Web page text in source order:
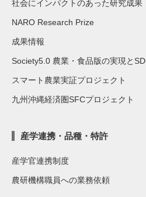
社会にインパクトのあった研究成果
NARO Research Prize
成果情報
Society5.0 農業・食品版の実現と
スマート農業実証プロジェクト
九州沖縄経済圏SFCプロジェクト
産学連携・品種・特許
産学官連携制度
農研機構職員への業務依頼